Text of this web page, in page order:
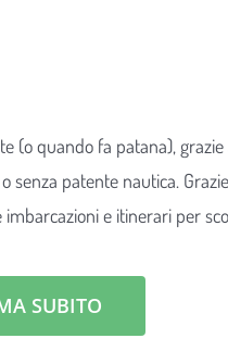
(o quando fa patana),
senza patente nautica.
imbarcazioni e itinerari per
SUBITO